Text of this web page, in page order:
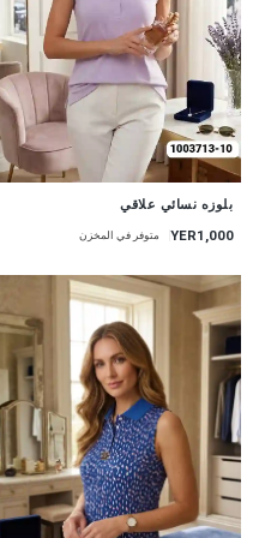
بلوزه نسائي علاقي
YER1,000 متوفر في المخزن